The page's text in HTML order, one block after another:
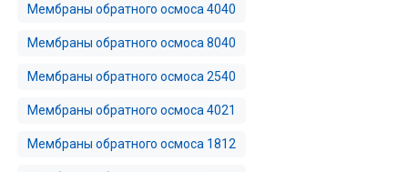
Мембраны обратного осмоса 4040
Мембраны обратного осмоса 8040
Мембраны обратного осмоса 2540
Мембраны обратного осмоса 4021
Мембраны обратного осмоса 1812